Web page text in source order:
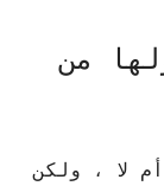
من
لا ، ولكن